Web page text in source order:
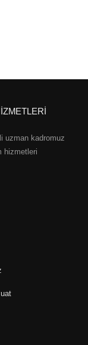
uzman kadromuz
hizmetleri